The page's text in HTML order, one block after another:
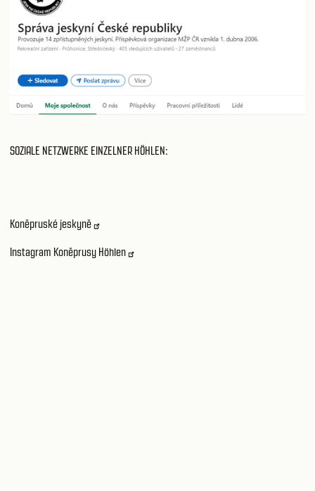
SOZIALE NETZWERKE EINZELNER HÖHLEN:
Koněpruské jeskyně
Instagram Koněprusy Höhlen